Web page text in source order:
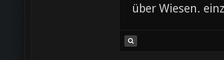
über Wiesen.